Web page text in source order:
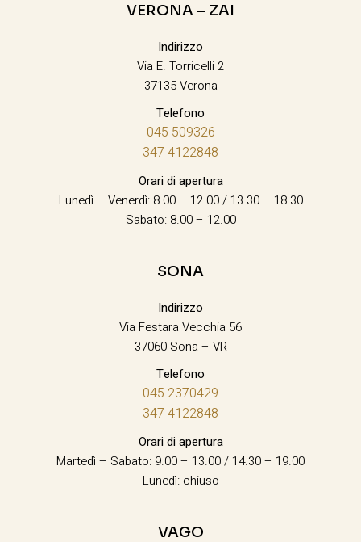
VERONA – ZAI
Indirizzo
Via E. Torricelli 2
37135 Verona
Telefono
045 509326
347 4122848
Orari di apertura
Lunedì – Venerdì: 8.00 – 12.00 / 13.30 – 18.30
Sabato: 8.00 – 12.00
SONA
Indirizzo
Via Festara Vecchia 56
37060 Sona – VR
Telefono
045 2370429
347 4122848
Orari di apertura
Martedì – Sabato: 9.00 – 13.00 / 14.30 – 19.00
Lunedì: chiuso
VAGO